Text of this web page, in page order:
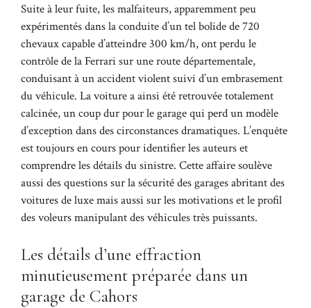
Suite à leur fuite, les malfaiteurs, apparemment peu
expérimentés dans la conduite d’un tel bolide de 720
chevaux capable d’atteindre 300 km/h, ont perdu le
contrôle de la Ferrari sur une route départementale,
conduisant à un accident violent suivi d’un embrasement
du véhicule. La voiture a ainsi été retrouvée totalement
calcinée, un coup dur pour le garage qui perd un modèle
d’exception dans des circonstances dramatiques. L’enquête
est toujours en cours pour identifier les auteurs et
comprendre les détails du sinistre. Cette affaire soulève
aussi des questions sur la sécurité des garages abritant des
voitures de luxe mais aussi sur les motivations et le profil
des voleurs manipulant des véhicules très puissants.
Les détails d’une effraction
minutieusement préparée dans un
garage de Cahors